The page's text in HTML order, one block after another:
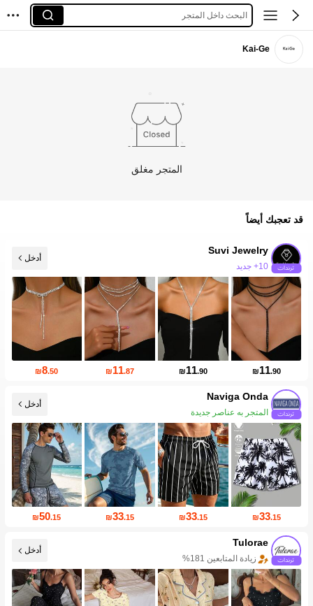
البحث داخل المتجر
Kai-Ge
المتجر مغلق
قد تعجبك أيضاً
Suvi Jewelry
10+ جديد
أدخل
₪11.90
₪11.90
₪11.87
₪8.50
Naviga Onda
المتجر به عناصر جديدة
أدخل
₪33.15
₪33.15
₪33.15
₪50.15
Tulorae
زيادة المتابعين 181%
أدخل